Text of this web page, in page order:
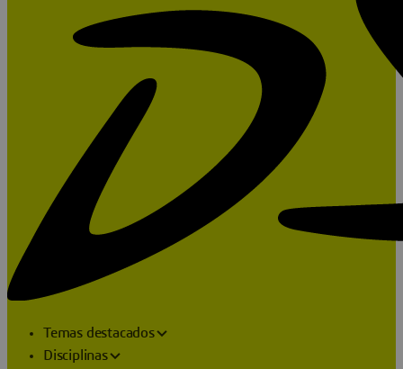
Temas destacados
Disciplinas